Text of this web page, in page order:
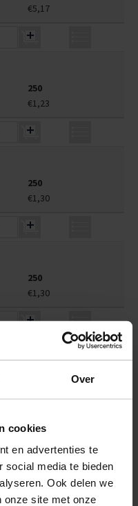
Over
cookies
en advertenties te
social media te bieden
Ook delen we
onze site met onze
€5,17
250
€1,23
250
€1,30
250
€1,30
250
€3,70